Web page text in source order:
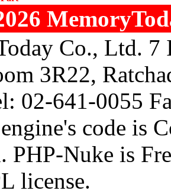
Co., Ltd.
3R22,
02-641-0055
code is
PHP-Nuke is
license.